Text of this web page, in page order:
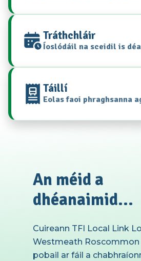
Tráthchláir
Íoslódáil na sceidil is
Táillí
Eolas faoi phraghsanna
An méid a
dhéanaimid...
Cuireann TFI Local Link
Westmeath Roscommon
pobail ar fáil a